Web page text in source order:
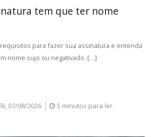
tem que ter nome
para fazer sua assinatura e entenda
nome sujo ou negativado. […]
07/08/2026 5 minutos para ler